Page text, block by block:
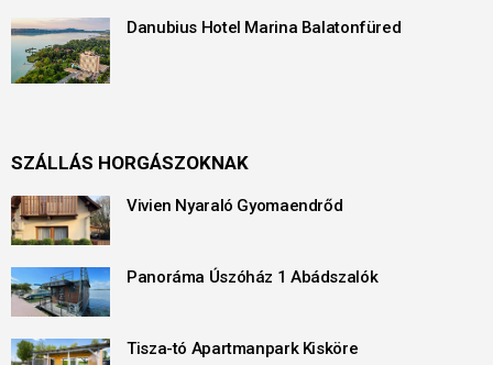
Danubius Hotel Marina Balatonfüred
SZÁLLÁS HORGÁSZOKNAK
Vivien Nyaraló Gyomaendrőd
Panoráma Úszóház 1 Abádszalók
Tisza-tó Apartmanpark Kisköre